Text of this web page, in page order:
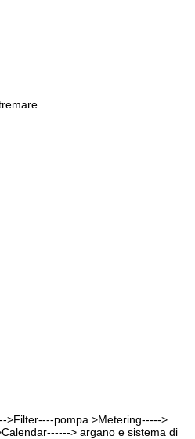
>Filter----pompa >Metering----->
> argano e sistema di